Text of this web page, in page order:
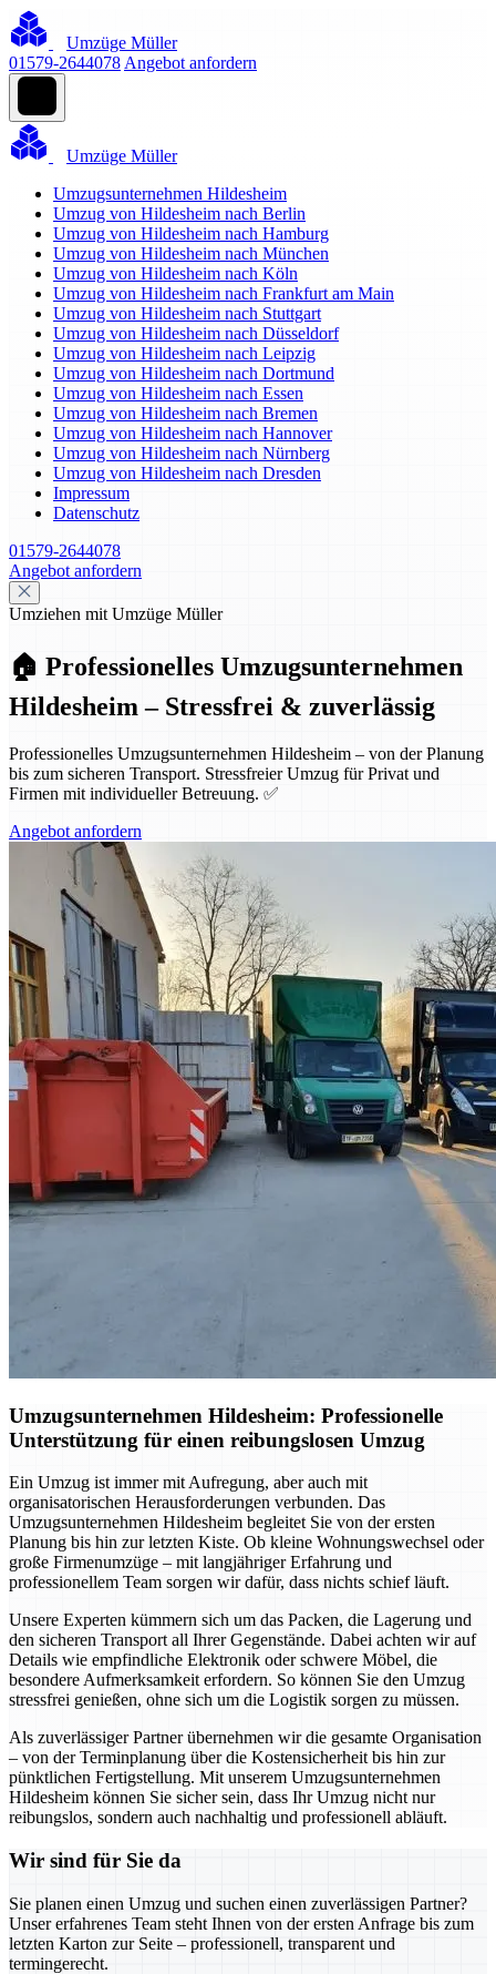
Umzüge Müller
01579-2644078 Angebot anfordern
Umzüge Müller
Umzugsunternehmen Hildesheim
Umzug von Hildesheim nach Berlin
Umzug von Hildesheim nach Hamburg
Umzug von Hildesheim nach München
Umzug von Hildesheim nach Köln
Umzug von Hildesheim nach Frankfurt am Main
Umzug von Hildesheim nach Stuttgart
Umzug von Hildesheim nach Düsseldorf
Umzug von Hildesheim nach Leipzig
Umzug von Hildesheim nach Dortmund
Umzug von Hildesheim nach Essen
Umzug von Hildesheim nach Bremen
Umzug von Hildesheim nach Hannover
Umzug von Hildesheim nach Nürnberg
Umzug von Hildesheim nach Dresden
Impressum
Datenschutz
01579-2644078
Angebot anfordern
Umziehen mit Umzüge Müller
🏠 Professionelles Umzugsunternehmen
Hildesheim – Stressfrei & zuverlässig
Professionelles Umzugsunternehmen Hildesheim – von der Planung
bis zum sicheren Transport. Stressfreier Umzug für Privat und
Firmen mit individueller Betreuung. ✅
Angebot anfordern
Umzugsunternehmen Hildesheim: Professionelle
Unterstützung für einen reibungslosen Umzug
Ein Umzug ist immer mit Aufregung, aber auch mit
organisatorischen Herausforderungen verbunden. Das
Umzugsunternehmen Hildesheim begleitet Sie von der ersten
Planung bis hin zur letzten Kiste. Ob kleine Wohnungswechsel oder
große Firmenumzüge – mit langjähriger Erfahrung und
professionellem Team sorgen wir dafür, dass nichts schief läuft.
Unsere Experten kümmern sich um das Packen, die Lagerung und
den sicheren Transport all Ihrer Gegenstände. Dabei achten wir auf
Details wie empfindliche Elektronik oder schwere Möbel, die
besondere Aufmerksamkeit erfordern. So können Sie den Umzug
stressfrei genießen, ohne sich um die Logistik sorgen zu müssen.
Als zuverlässiger Partner übernehmen wir die gesamte Organisation
– von der Terminplanung über die Kostensicherheit bis hin zur
pünktlichen Fertigstellung. Mit unserem Umzugsunternehmen
Hildesheim können Sie sicher sein, dass Ihr Umzug nicht nur
reibungslos, sondern auch nachhaltig und professionell abläuft.
Wir sind für Sie da
Sie planen einen Umzug und suchen einen zuverlässigen Partner?
Unser erfahrenes Team steht Ihnen von der ersten Anfrage bis zum
letzten Karton zur Seite – professionell, transparent und
termingerecht.